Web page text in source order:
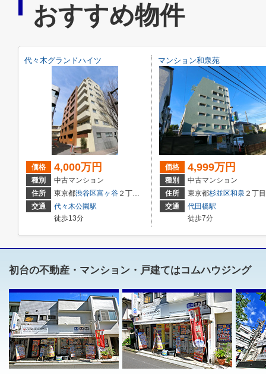
おすすめ物件
代々木グランドハイツ
価格 4,000万円
種別
中古マンション
住所
東京都渋谷区富ヶ谷 ２丁目14-4
交通
代々木公園駅
徒歩13分
マンション和泉苑
価格 4,999万円
種別
中古マンション
住所
東京都杉並区和泉 ２丁目５－44
交通
代田橋駅
徒歩7分
初台の不動産・マンション・戸建てはコムハウジング